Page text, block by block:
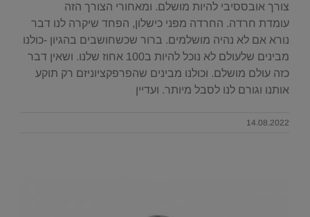
צורך אובססיבי להיות מושלם. ומאחורי הצורך הזה
עומדת חרדה. החרדה מפני כישלון, הפחד שיקרה לנו דבר
נורא אם לא נהיה מושלמים. ברור שכשחושבים בהגיון -כולנו
מבינים שלעולם לא נוכל להיות ב100 אחוז שלנו. ושאין דבר
כזה עולם מושלם. וכולנו מבינים שהפרפקציוניזם רק תוקע
אותנו וגורם לנו לסבל מיותר. ועדיין
14.08.2022